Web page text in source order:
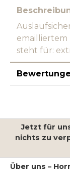
emailliertem
steht für:
Jetzt für
nichts zu
Über uns –